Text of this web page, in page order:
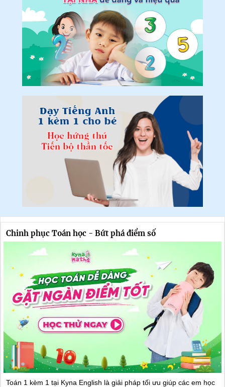
Chinh phục Toán học - Bứt phá điểm số
Toán 1 kèm 1 tại Kyna English là giải pháp tối ưu giúp các em học